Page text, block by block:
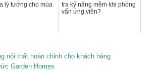
lý tưởng cho mùa
tra kỹ năng mềm khi phỏng
vấn ứng viên?
nội thất hoàn chỉnh cho khách hàng
Garden Homes